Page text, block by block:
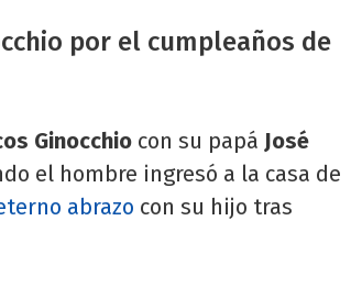
por el cumpleaños de
Ginocchio con su papá José
el hombre ingresó a la casa de
abrazo con su hijo tras